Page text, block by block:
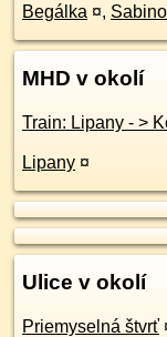
Begálka ¤,
MHD v okolí
Lipany ¤
Ulice v okolí
Priemyselná štvrť